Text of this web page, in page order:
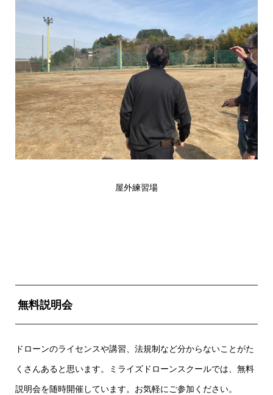
屋外練習場
無料説明会
ドローンのライセンスや講習、法規制など分からないことがた
くさんあると思います。ミライズドローンスクールでは、無料
説明会を随時開催しています。お気軽にご参加ください。